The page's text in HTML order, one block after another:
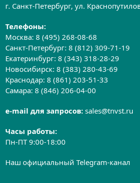
г. Санкт-Петербург, ул.
Телефоны:
Москва:8 (495) 268-08-68
Санкт-Петербург:8 (812) 309-71-19
Екатеринбург:8 (343) 318-28-29
Новосибирск:8 (383) 280-43-69
Краснодар:8 (861) 203-51-33
Самара:8 (846) 206-04-00
e-mail для запросов:sales@tnvst.ru
Часы работы:
Пн-ПТ 9:00-18:00
Наш официальный Telegram-канал